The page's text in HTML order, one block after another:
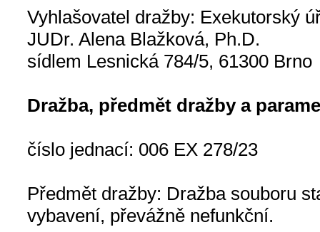
Vyhlašovatel dražby: Exekutorský
JUDr. Alena Blažková, Ph.D.
sídlem Lesnická 784/5, 61300 Brno
Dražba, předmět dražby a
číslo jednací: 006 EX 278/23
Předmět dražby: Dražba souboru
vybavení, převážně nefunkční.